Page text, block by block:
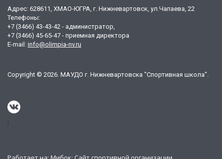
Адрес: 628611, ХМАО-ЮГРА, г. Нижневартовск, ул.Чапаева, 22
Телефоны:
+7 (3466) 43-43-42 - администратор,
+7 (3466) 45-65-47 - приемная директора
E-mail: info@olimpia-nv.ru
Copyright © 2026. МАУДО г. Нижневартовска "Спортивная школа".
!